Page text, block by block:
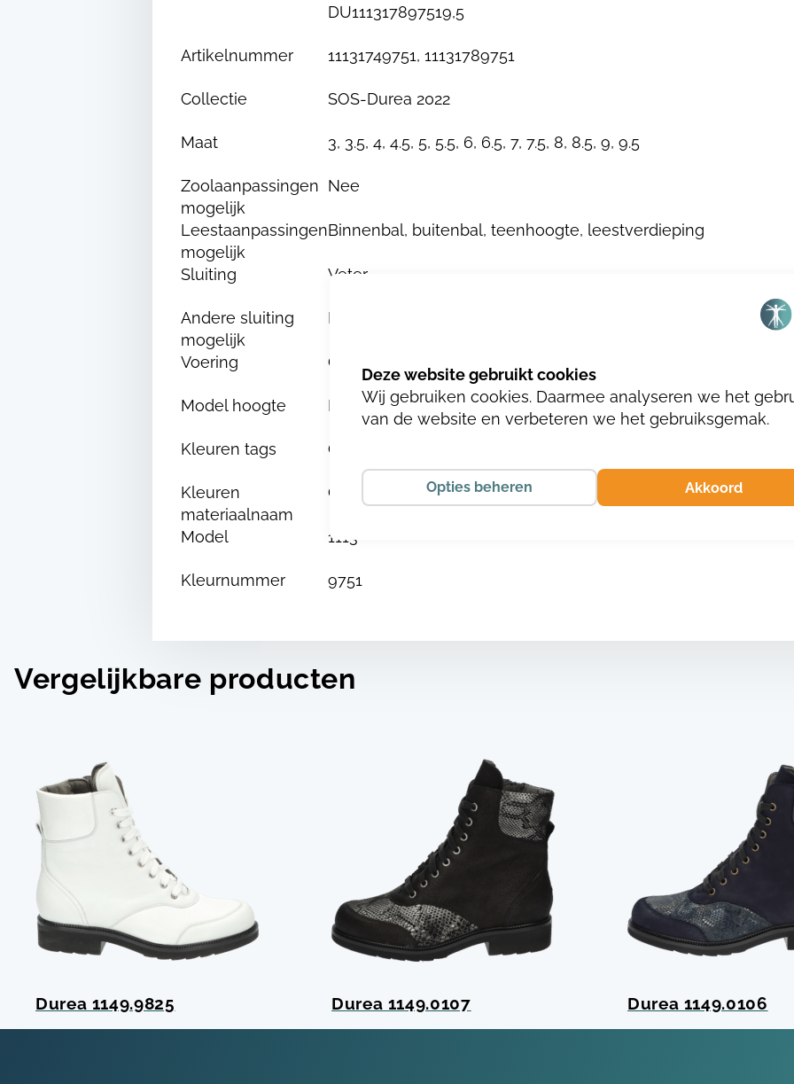
DU111317897519,5
Artikelnummer 11131749751, 11131789751
Collectie SOS-Durea 2022
Maat 3, 3.5, 4, 4.5, 5, 5.5, 6, 6.5, 7, 7.5, 8, 8.5, 9, 9.5
Zoolaanpassingen
mogelijk
Nee
Leestaanpassingen
mogelijk
Binnenbal, buitenbal, teenhoogte, leestverdieping
Sluiting Veter
Andere sluiting
mogelijk
Nee
Voering Chroom en metaalvrij
Model hoogte Middel
Kleuren tags Grijs, Wit
Kleuren
materiaalnaam
GRIJS/L.GRIJS/OFFWHITE
Model 1113
Kleurnummer 9751
Vergelijkbare producten
Durea 1149.9825 Durea 1149.0107 Durea 1149.0106
Wij gebruiken cookies. Daarmee analyseren we het
van de website en verbeteren we het gebruiksgemak.
Opties beheren Akkoord